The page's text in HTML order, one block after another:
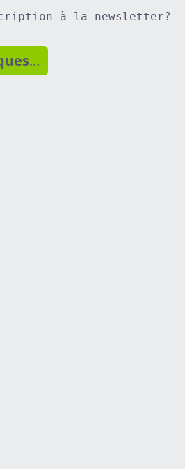
à la newsletter?
...